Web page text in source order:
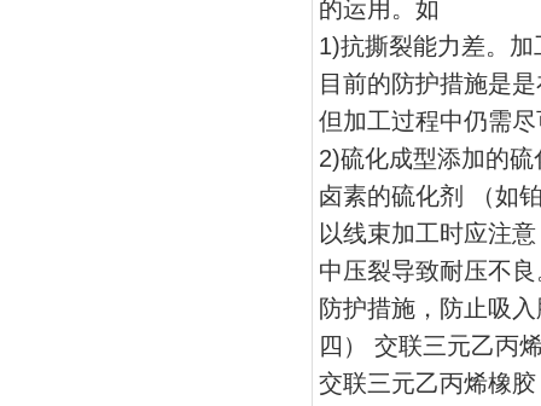
的运用。如
1)抗撕裂能力差。
目前的防护措施是
但加工过程中仍需
2)硫化成型添加的
卤素的硫化剂 （如
以线束加工时应注
中压裂导致耐压不
防护措施，防止吸
四） 交联三元乙丙
交联三元乙丙烯橡